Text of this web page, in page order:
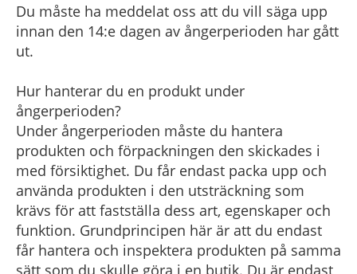
Du måste ha meddelat oss att du vill säga upp
innan den 14:e dagen av ångerperioden har gått
ut.
Hur hanterar du en produkt under
ångerperioden?
Under ångerperioden måste du hantera
produkten och förpackningen den skickades i
med försiktighet. Du får endast packa upp och
använda produkten i den utsträckning som
krävs för att fastställa dess art, egenskaper och
funktion. Grundprincipen här är att du endast
får hantera och inspektera produkten på samma
sätt som du skulle göra i en butik. Du är endast